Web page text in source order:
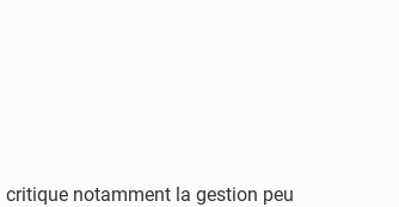
notamment la gestion peu